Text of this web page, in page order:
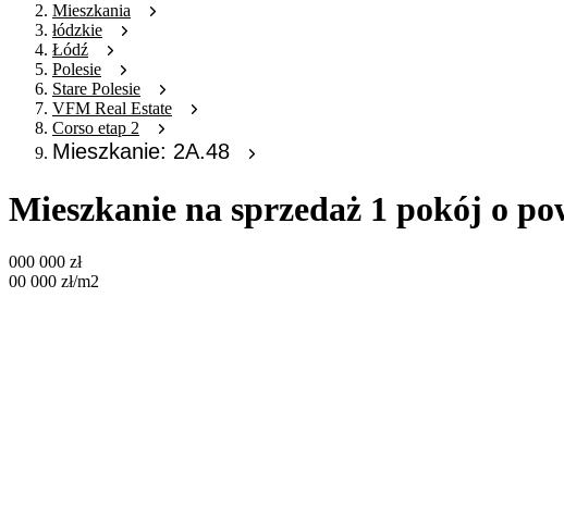
Mieszkania
łódzkie
Łódź
Polesie
Stare Polesie
VFM Real Estate
Corso etap 2
Mieszkanie: 2A.48
Mieszkanie na sprzedaż 1 pokój o
000 000 zł
00 000 zł/m2